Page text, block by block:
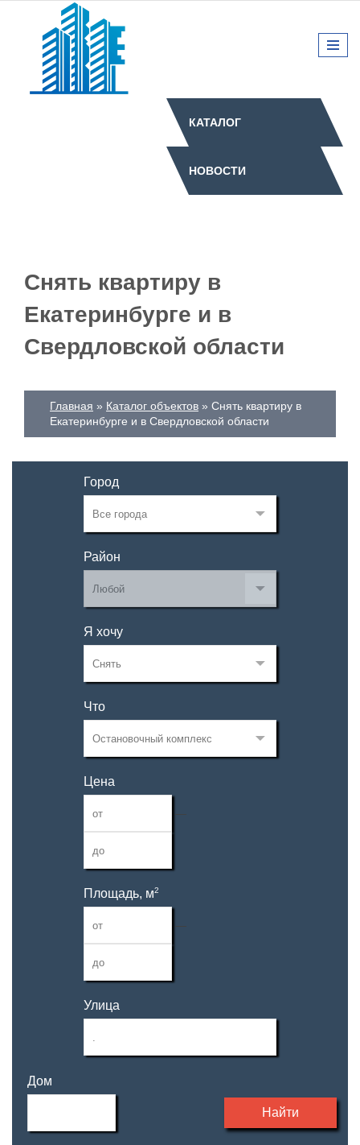
КАТАЛОГ
НОВОСТИ
Снять квартиру в
Екатеринбурге и в
Свердловской области
Главная Каталог объектов
Снять квартиру в
Екатеринбурге и в Свердловской области
Город
Район
Я хочу
Что
Цена
—
Площадь, м2
—
Улица
Дом
Найти